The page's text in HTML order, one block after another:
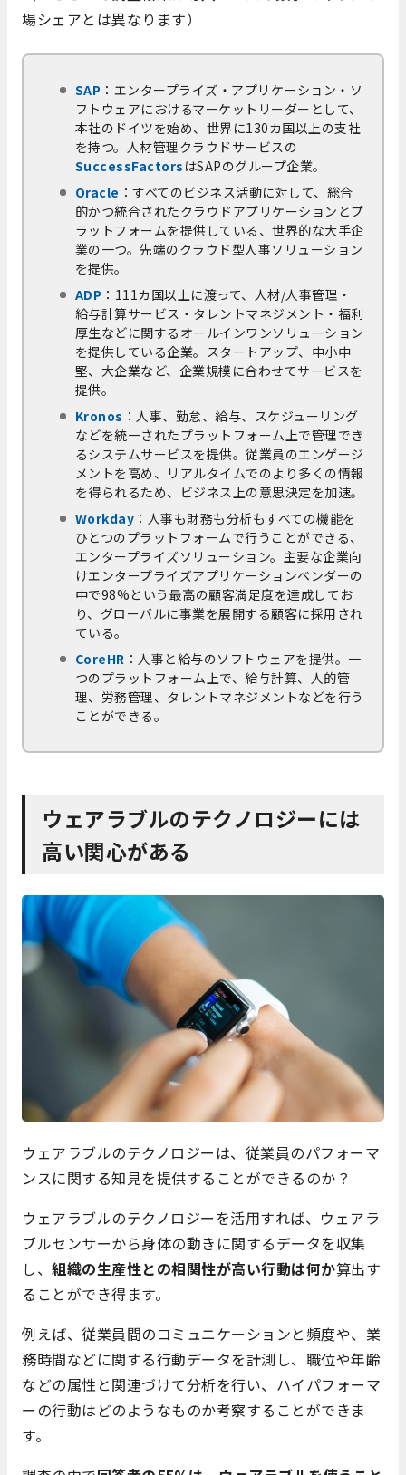
場シェアとは異なります）
SAP ：エンタープライズ・アプリケーション・ソ
フトウェアにおけるマーケットリーダーとして、
本社のドイツを始め、世界に130カ国以上の支社
を持つ。人材管理クラウドサービスの
SuccessFactors はSAPのグループ企業。
Oracle ：すべてのビジネス活動に対して、総合
的かつ統合されたクラウドアプリケーションとプ
ラットフォームを提供している、世界的な大手企
業の一つ。先端のクラウド型人事ソリューション
を提供。
ADP ：111カ国以上に渡って、人材/人事管理・
給与計算サービス・タレントマネジメント・福利
厚生などに関するオールインワンソリューション
を提供している企業。スタートアップ、中小中
堅、大企業など、企業規模に合わせてサービスを
提供。
Kronos ：人事、勤怠、給与、スケジューリング
などを統一されたプラットフォーム上で管理でき
るシステムサービスを提供。従業員のエ​​ンゲージ
メントを高め、リアルタイムでのより多くの情報
を得られるため、ビジネス上の意思決定を加速。
Workday ：人事も財務も分析もすべての機能を
ひとつのプラットフォームで行うことができる、
エンタープライズソリューション。主要な企業向
けエンタープライズアプリケーションベンダーの
中で98%という最高の顧客満足度を達成してお
り、グローバルに事業を展開する顧客に採用され
ている。
CoreHR ：人事と給与のソフトウェアを提供。一
つのプラットフォーム上で、給与計算、人的管
理、労務管理、タレントマネジメントなどを行う
ことができる。
ウェアラブルのテクノロジーには
高い関心がある
ウェアラブルのテクノロジーは、従業員のパフォーマ
ンスに関する知見を提供することができるのか？
ウェアラブルのテクノロジーを活用すれば、ウェアラ
ブルセンサーから身体の動きに関するデータを収集
し、 組織の生産性との相関性が高い行動は何か算出す
ることができ得ます。
例えば、従業員間のコミュニケーションと頻度や、業
務時間などに関する行動データを計測し、職位や年齢
などの属性と関連づけて分析を行い、ハイパフォーマ
ーの行動はどのようなものか考察することができま
す。